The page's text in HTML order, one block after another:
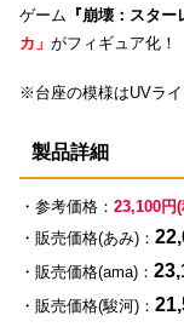
ゲーム 『崩壊：スター
カ」 がフィギュア化！
※台座の模様はUVラ
製品詳細
・参考価格： 23,100円
・販売価格(あみ)：
・販売価格(ama)：
・販売価格(駿河)：